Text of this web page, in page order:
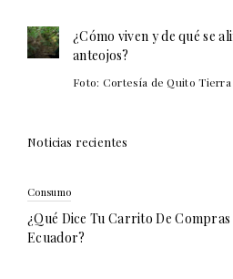
¿Cómo viven y de qué se
anteojos?
Foto: Cortesía de Quito Tierra
Noticias recientes
Consumo
¿Qué Dice Tu Carrito De
Ecuador?